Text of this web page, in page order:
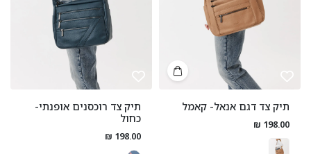
תיק צד דגם אנאל- קאמל
198.00 ₪
תיק צד רוכסנים אופנתי-
כחול
198.00 ₪